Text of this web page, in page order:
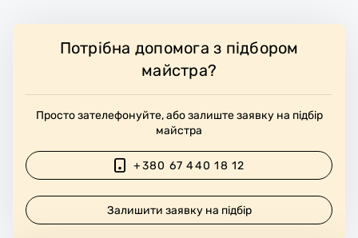
Потрібна допомога з підбором
майстра?
Просто зателефонуйте, або залиште заявку на підбір
майстра
+380 67 440 18 12
Залишити заявку на підбір